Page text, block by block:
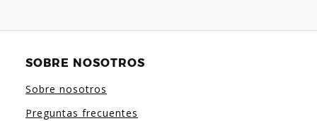
SOBRE NOSOTROS
Sobre nosotros
Preguntas frecuentes